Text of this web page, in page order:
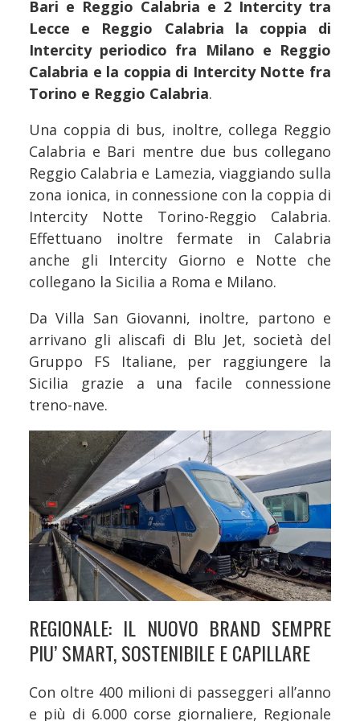
Bari e Reggio Calabria e 2 Intercity tra
Lecce e Reggio Calabria la coppia di
Intercity periodico fra Milano e Reggio
Calabria e la coppia di Intercity Notte fra
Torino e Reggio Calabria.
Una coppia di bus, inoltre, collega Reggio
Calabria e Bari mentre due bus collegano
Reggio Calabria e Lamezia, viaggiando sulla
zona ionica, in connessione con la coppia di
Intercity Notte Torino-Reggio Calabria.
Effettuano inoltre fermate in Calabria
anche gli Intercity Giorno e Notte che
collegano la Sicilia a Roma e Milano.
Da Villa San Giovanni, inoltre, partono e
arrivano gli aliscafi di Blu Jet, società del
Gruppo FS Italiane, per raggiungere la
Sicilia grazie a una facile connessione
treno-nave.
REGIONALE: IL NUOVO BRAND SEMPRE
PIU’ SMART, SOSTENIBILE E CAPILLARE
Con oltre 400 milioni di passeggeri all’anno
e più di 6.000 corse giornaliere, Regionale